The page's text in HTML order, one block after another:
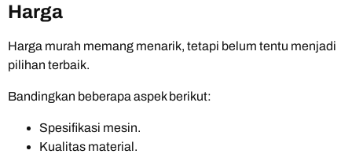
Harga
Harga murah memang menarik, tetapi belum tentu menjadi
pilihan terbaik.
Bandingkan beberapa aspek berikut:
Spesifikasi mesin.
Kualitas material.